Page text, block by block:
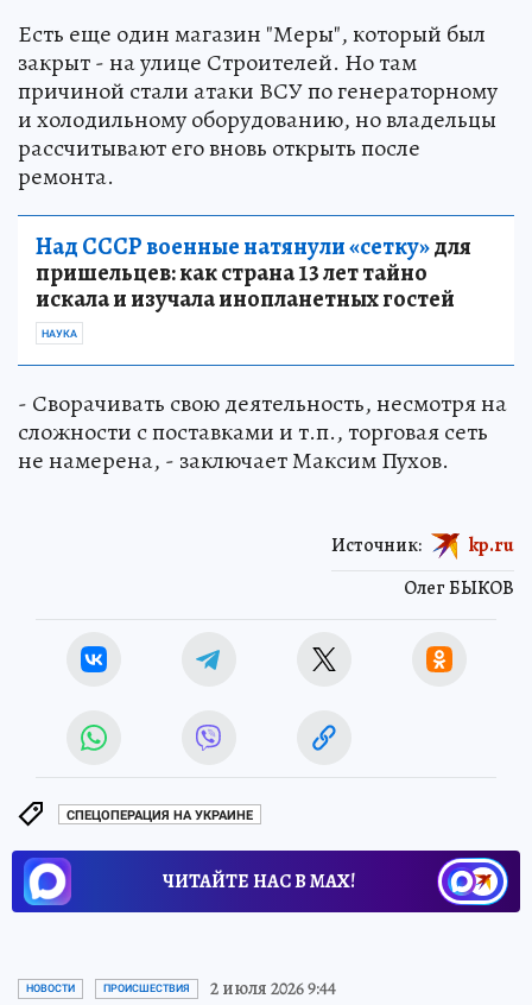
Есть еще один магазин "Меры", который был
закрыт - на улице Строителей. Но там
причиной стали атаки ВСУ по генераторному
и холодильному оборудованию, но владельцы
рассчитывают его вновь открыть после
ремонта.
Над СССР военные натянули «сетку»для
пришельцев: как страна 13 лет тайно
искала и изучала инопланетных гостей
НАУКА
- Сворачивать свою деятельность, несмотря на
сложности с поставками и т.п., торговая сеть
не намерена, - заключает Максим Пухов.
Олег БЫКОВ
Источник: kp.ru
СПЕЦОПЕРАЦИЯ НА УКРАИНЕ
ЧИТАЙТЕ НАС В МАХ!
НОВОСТИ ПРОИСШЕСТВИЯ 2 июля 2026 9:44